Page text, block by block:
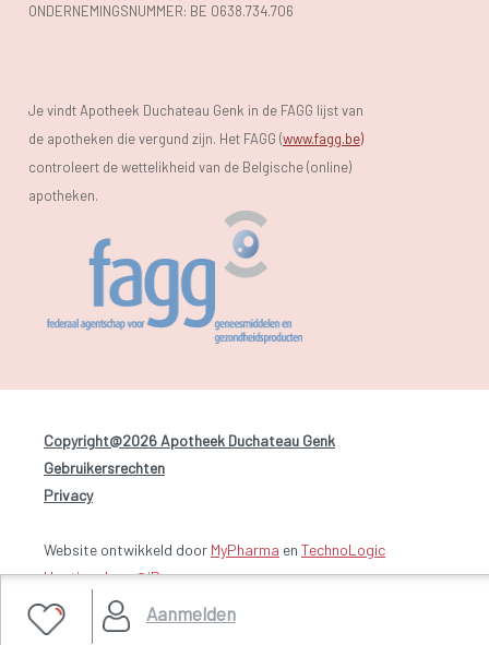
Aanmelden
ONDERNEMINGSNUMMER: BE 0638.734.706
Je vindt Apotheek Duchateau Genk in de FAGG lijst van
de apotheken die vergund zijn. Het FAGG (www.fagg.be)
controleert de wettelikheid van de Belgische (online)
apotheken.
Copyright@2026 Apotheek Duchateau Genk
Gebruikersrechten
Privacy
Website ontwikkeld door MyPharma en TechnoLogic
Hosting door @iPower